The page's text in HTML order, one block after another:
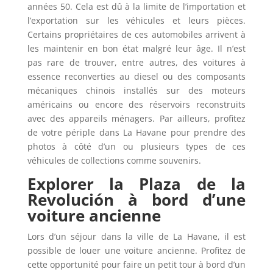
années 50. Cela est dû à la limite de l’importation et
l’exportation sur les véhicules et leurs pièces.
Certains propriétaires de ces automobiles arrivent à
les maintenir en bon état malgré leur âge. Il n’est
pas rare de trouver, entre autres, des voitures à
essence reconverties au diesel ou des composants
mécaniques chinois installés sur des moteurs
américains ou encore des réservoirs reconstruits
avec des appareils ménagers. Par ailleurs, profitez
de votre périple dans La Havane pour prendre des
photos à côté d’un ou plusieurs types de ces
véhicules de collections comme souvenirs.
Explorer la Plaza de la
Revolución à bord d’une
voiture ancienne
Lors d’un séjour dans la ville de La Havane, il est
possible de louer une voiture ancienne. Profitez de
cette opportunité pour faire un petit tour à bord d’un